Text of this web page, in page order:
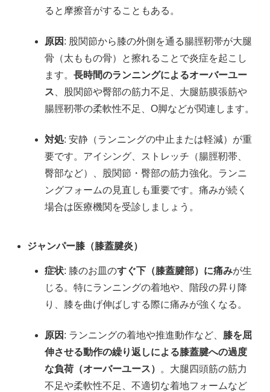
ると摩擦音がすることもある。
原因 : 股関節から膝の外側を通る腸脛靭帯が大腿
骨（太ももの骨）と擦れることで炎症を起こし
ます。長時間のランニングによるオーバーユー
ス 、股関節や臀部の筋力不足、大腿筋膜張筋や
腸脛靭帯の柔軟性不足、O脚などが関連します。
対処: 安静（ランニングの中止または軽減）が重
要です。アイシング、ストレッチ（腸脛靭帯、
臀部など）、股関節・臀部の筋力強化。ランニ
ングフォームの見直しも重要です。痛みが続く
場合は医療機関を受診しましょう。
ジャンパー膝（膝蓋腱炎）
症状: 膝のお皿のすぐ下（膝蓋腱部）に痛みが生
じる。特にランニングの着地や、階段の昇り降
り、膝を曲げ伸ばしする際に痛みが強くなる。
原因 : ランニングの着地や推進動作など、 膝を屈
伸させる動作の繰り返しによる膝蓋腱への過度
な負荷（オーバーユース） 。大腿四頭筋の筋力
不足や柔軟性不足、不適切な着地フォームなど